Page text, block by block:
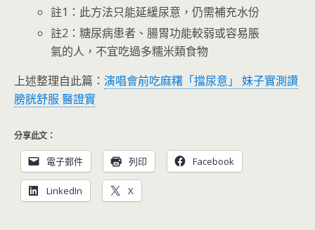
註1：此方法只能延緩尿意，仍需補充水份
註2：糖尿病患者、腸胃功能較弱或容易脹
氣的人，不宜吃過多糯米類食物
上述整理自此篇： 演唱會前吃麻糬「擋尿意」 妹子實測讚
膀胱舒服 醫證實
分享此文：
電子郵件 列印 Facebook
LinkedIn X